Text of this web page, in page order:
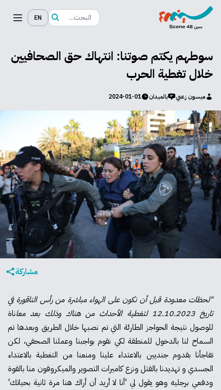
EN
سوطهم يكتم صوتنا: انتهاك حق الصحافيين
خلال تغطية الحرب
ميسون زعبي بالميدان 2024-01-01
مشاركة
"لحظات معدودة قبل أن نكون على الهواء مباشرة من رأس الناقورة في
تاريخ 12.10.2023 لتغطية الأحداث من هناك وذلك بعد معا
ناة
للوصول نتيجة الحواجز الطارئة التي تم نصبها خلال الطريق وبعدها تم
السماح لنا بالدخول للمنطقة لكي نقوم بواجبنا وعملنا الصحفي، لكن
تفاجأنا بقدوم جنديين بالاعتداء علينا ومنعنا من التغطية بالاعتداء
الجسدي و تهديدنا بالقتل ونزع كاميرات التصوير والميكروفون منا بالقوة
ودفعي برجليه وهو يقول لي 'أنا لا أريد أن أراك هنا مرة ثانية بحياتك'